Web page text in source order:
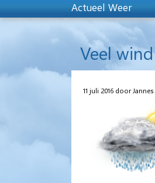
Actueel Weer
Veel
11 juli 2016 door